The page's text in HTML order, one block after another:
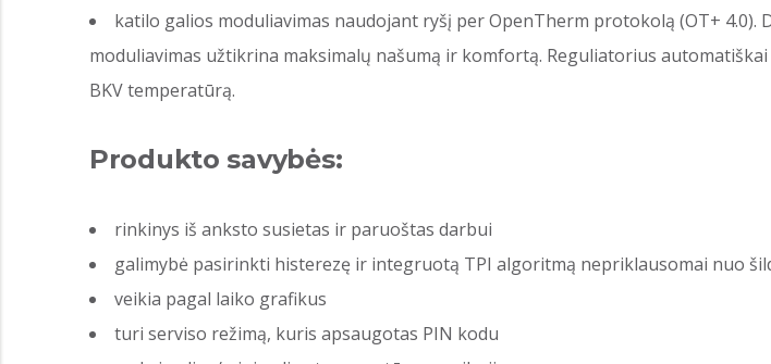
katilo galios moduliavimas naudojant ryšį per OpenTherm protokolą (OT+
moduliavimas užtikrina maksimalų našumą ir komfortą. Reguliatorius
BKV temperatūrą.
Produkto savybės:
rinkinys iš anksto susietas ir paruoštas darbui
galimybė pasirinkti histerezę ir integruotą TPI algoritmą nepriklausomai nuo
veikia pagal laiko grafikus
turi serviso režimą, kuris apsaugotas PIN kodu